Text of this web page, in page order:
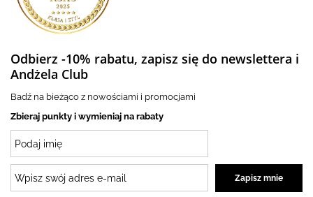
Odbierz -10% rabatu, zapisz się do newslettera i
Andżela Club
Badź na bieżąco z nowościami i promocjami
Zbieraj punkty i wymieniaj na rabaty